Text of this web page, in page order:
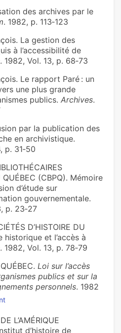
des archives par le
. 1982, p. 113‑123
La gestion des
à l’accessibilité de
. 1982, Vol. 13, p. 68‑73
Le rapport Paré : un
une plus grande
publics. Archives.
par la publication des
en archivistique.
p. 31‑50
QUÉBEC (CBPQ). Mémoire
d’étude sur
gouvernementale.
p. 23‑27
D’HISTOIRE DU
historique et l’accès à
. 1982, Vol. 13, p. 78‑79
Loi sur l’accès
publics et sur la
personnels. 1982
L’AMÉRIQUE
d’histoire de